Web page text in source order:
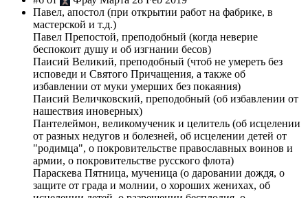
Павел, апостол (при открытии работ на фабрике, в
мастерской и т.д.)
Павел Препостой, преподобный (когда неверие
беспокоит душу и об изгнании бесов)
Паисий Великий, преподобный (чтоб не умереть без
исповеди и Святого Причащения, а также об
избавлении от муки умерших без покаяния)
Паисий Величковский, преподобный (об избавлении от
нашествия иноверных)
Пантелеймон, великомученик и целитель (об исцелении
от разных недугов и болезней, об исцелении детей от
"родимца", о покровительстве православных воинов и
армии, о покровительстве русского флота)
Параскева Пятница, мученица (о даровании дождя, о
защите от града и молнии, о хороших женихах, об